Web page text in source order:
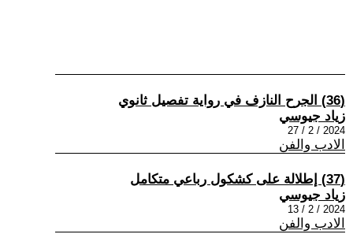
(36) الجرح النازف في رواية تفصيل ثانوي
زياد جيوسي
2024 / 2 / 27
الادب والفن
(37) إطلالة على كشكول رباعي متكامل
زياد جيوسي
2024 / 2 / 13
الادب والفن